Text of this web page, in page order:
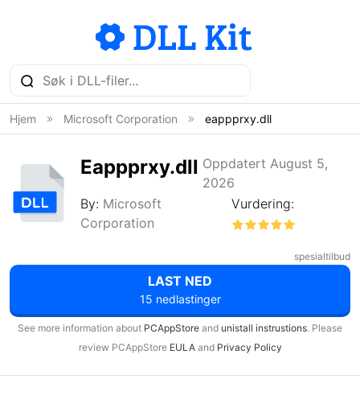
Hjem Microsoft Corporation eappprxy.dll
Eappprxy.dll Oppdatert August 5,
2026
By: Microsoft
Corporation
Vurdering:
spesialtilbud
LAST NED
15 nedlastinger
See more information about PCAppStore and unistall instrustions. Please
review PCAppStore EULAand Privacy Policy